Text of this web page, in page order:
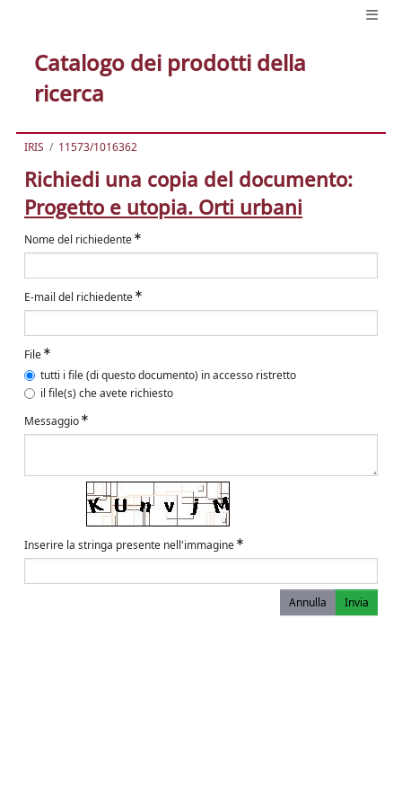
Catalogo dei prodotti della
ricerca
IRIS 11573/1016362
Richiedi una copia del documento:
Progetto e utopia. Orti urbani
Nome del richiedente
E-mail del richiedente
File
tutti i file (di questo documento) in accesso ristretto
il file(s) che avete richiesto
Messaggio
Inserire la stringa presente nell'immagine
Annulla Invia